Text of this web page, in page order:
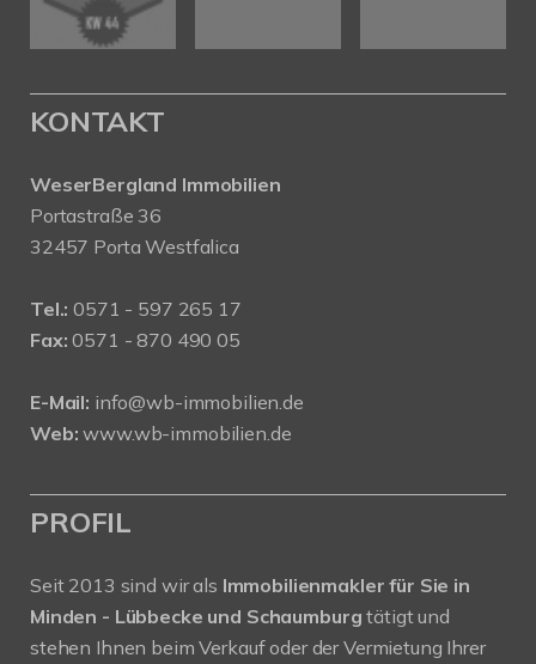
KONTAKT
WeserBergland Immobilien
Portastraße 36
32457 Porta Westfalica
Tel.: 0571 - 597 265 17
Fax: 0571 - 870 490 05
E-Mail: info@wb-immobilien.de
Web: www.wb-immobilien.de
PROFIL
Seit 2013 sind wir als Immobilienmakler für Sie in
Minden - Lübbecke und Schaumburgtätigt und
stehen Ihnen beim Verkauf oder der Vermietung Ihrer